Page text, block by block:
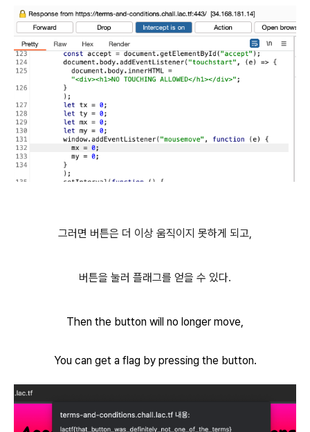
그러면 버튼은 더 이상 움직이지 못하게 되고,
버튼을 눌러 플래그를 얻을 수 있다.
Then the button will no longer move,
You can get a flag by pressing the button.